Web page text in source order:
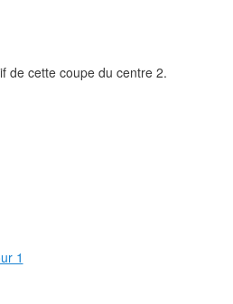
de cette coupe du centre 2.